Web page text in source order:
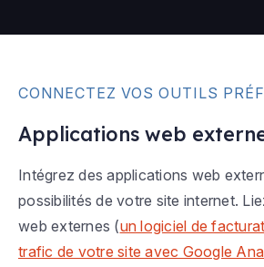
CONNECTEZ VOS OUTILS
Applications web
Intégrez des applications web
possibilités de votre site internet.
web externes (un logiciel de
trafic de votre site avec Google